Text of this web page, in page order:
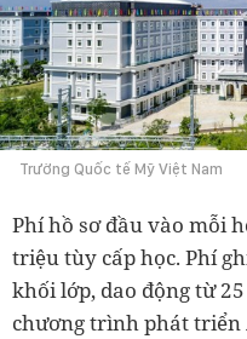
Trường Quốc tế Mỹ Việt Nam
Phí hồ sơ đầu vào mỗi
triệu tùy cấp học. Phí
khối lớp, dao động từ
chương trình phát triển